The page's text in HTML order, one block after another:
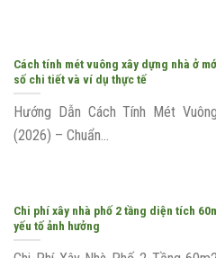
Cách tính mét vuông xây dựng nhà ở
số chi tiết và ví dụ thực tế
Hướng Dẫn Cách Tính Mét
(2026) – Chuẩn...
Chi phí xây nhà phố 2 tầng diện tích
yếu tố ảnh hưởng